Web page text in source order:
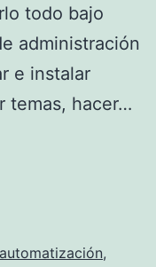
todo bajo
administración
e instalar
temas, hacer…
automatización,